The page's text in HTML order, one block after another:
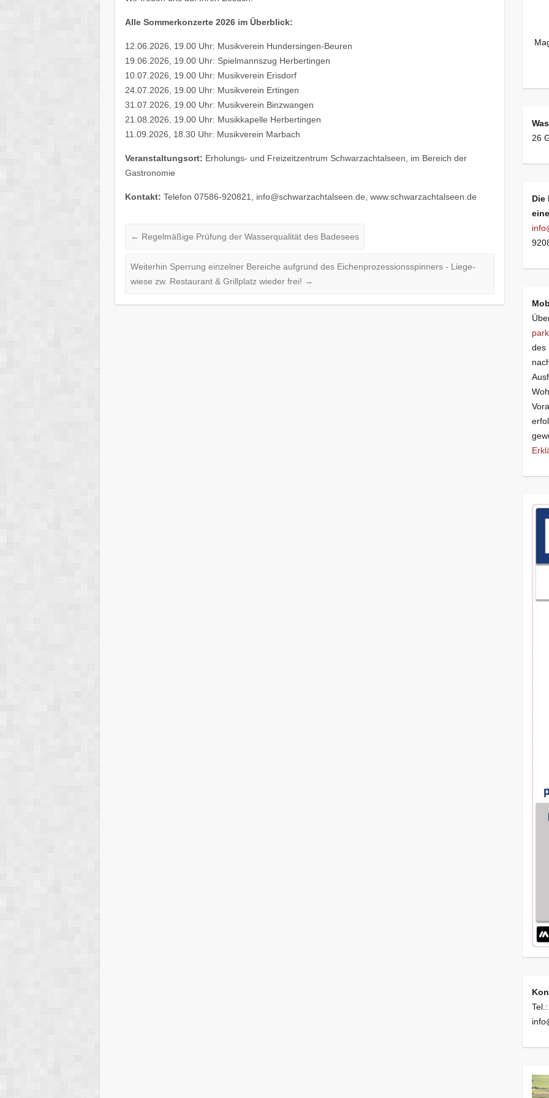
Alle Sommer­kon­zerte 2026 im Überblick:
12.06.2026, 19.00 Uhr: Musik­ver­ein Hunder­sin­gen-Beuren
19.06.2026, 19.00 Uhr: Spiel­manns­zug Herber­tin­gen
10.07.2026, 19.00 Uhr: Musik­ver­ein Eris­dorf
24.07.2026, 19.00 Uhr: Musik­ver­ein Ertin­gen
31.07.2026, 19.00 Uhr: Musik­ver­ein Binzwan­gen
21.08.2026, 19.00 Uhr: Musik­ka­pelle Herber­tin­gen
11.09.2026, 18.30 Uhr: Musik­ver­ein Marbach
Veran­stal­tungs­ort: Erho­lungs- und Frei­zeit­zen­trum Schwarz­ach­tal­seen, im Bereich der
Gastronomie
Kontakt: Tele­fon 07586-920821, info@​schwarzachtalseen.​de, www​.schwarz​ach​tal​seen​.de
← Regel­mä­ßige Prüfung der Wasser­qua­li­tät des Badesees
Weiter­hin Sper­rung einzel­ner Berei­che aufgrund des Eichen­pro­zes­si­ons­spin­ners - Liege­
wiese zw. Restau­rant & Grill­platz wieder frei! →
26
Die
des